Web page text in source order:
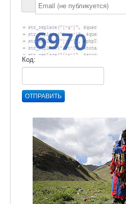
Код:
ОТПРАВИТЬ